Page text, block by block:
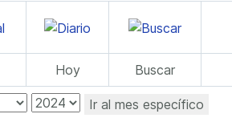
Hoy Buscar
Ir al mes específico